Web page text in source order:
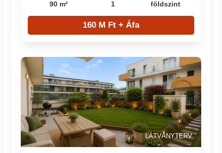
90 m² 1 földszint
160 M Ft + Áfa
LÁTVÁNYTERV